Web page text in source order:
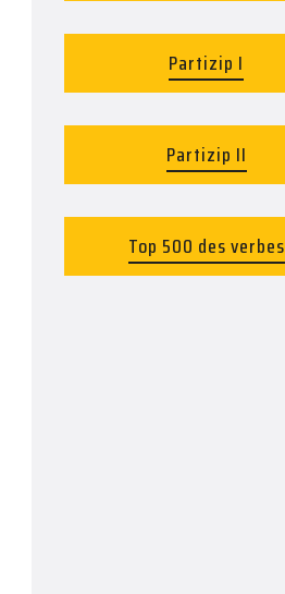
Partizip I
Partizip II
Top 500 des verbes